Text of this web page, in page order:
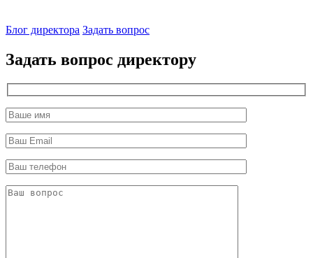
директор
Блог директора Задать вопрос
Задать вопрос директору